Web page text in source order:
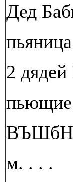
Дед
2
м. . . .